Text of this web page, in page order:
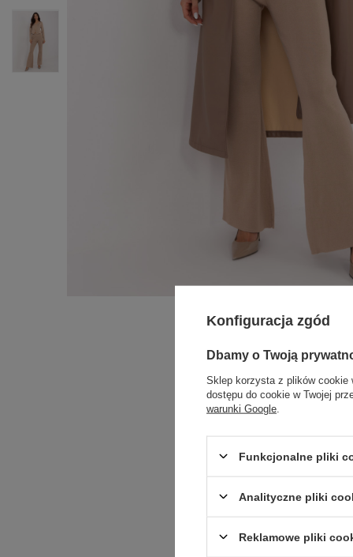
Konfiguracja zgód
Dbamy o Twoją
Sklep korzysta z plików cookie
dostępu do cookie w Twojej
warunki Google
Funkcjonalne pliki
Analityczne pliki
Reklamowe pliki